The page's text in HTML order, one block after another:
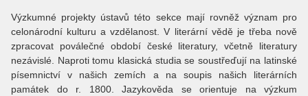
Výzkumné projekty ústavů této sekce mají rovněž význam pro
celonárodní kulturu a vzdělanost. V literární vědě je třeba nově
zpracovat poválečné období české literatury, včetně literatury
nezávislé. Naproti tomu klasická studia se soustřeďují na latinské
písemnictví v našich zemích a na soupis našich literárních
památek do r. 1800. Jazykověda se orientuje na výzkum